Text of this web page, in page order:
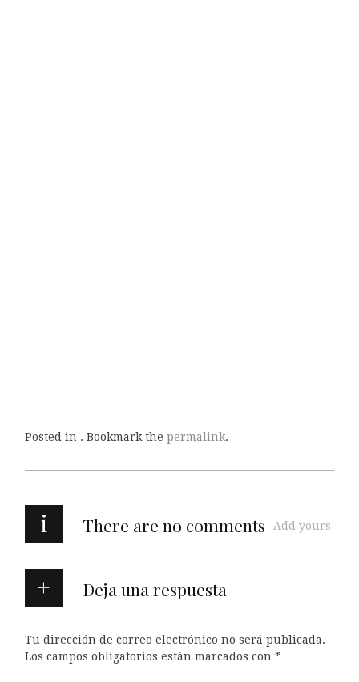
Posted in . Bookmark the permalink.
i There are no comments Add yours
Deja una respuesta
Tu dirección de correo electrónico no será publicada.
Los campos obligatorios están marcados con *